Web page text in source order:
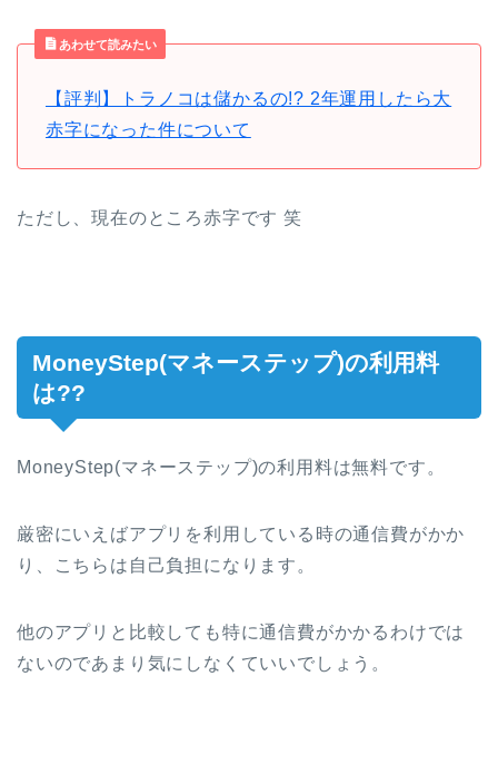
あわせて読みたい
【評判】トラノコは儲かるの!? 2年運用したら大
赤字になった件について
ただし、現在のところ赤字です 笑
MoneyStep(マネーステップ)の利用料
は??
MoneyStep(マネーステップ)の利用料は無料です。
厳密にいえばアプリを利用している時の通信費がかか
り、こちらは自己負担になります。
他のアプリと比較しても特に通信費がかかるわけでは
ないのであまり気にしなくていいでしょう。